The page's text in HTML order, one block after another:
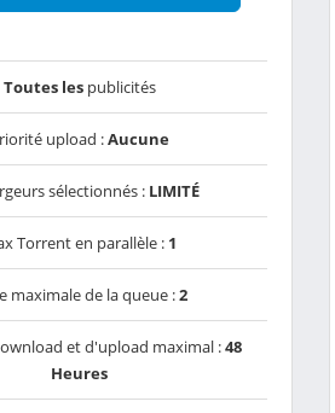
Toutes lespublicités
upload :Aucune
sélectionnés : LIMITÉ
Torrent en parallèle : 1
maximale de la queue :2
et d'upload maximal :48
Heures